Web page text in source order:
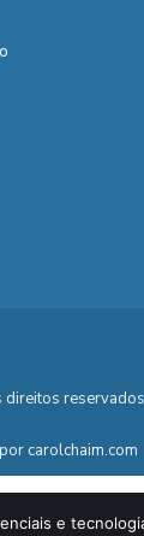
reservados
por carolchaim.com
e